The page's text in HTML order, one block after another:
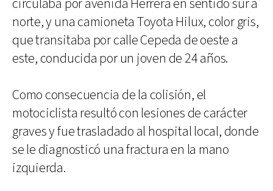
circulaba por avenida Herrera en sentido sur a
norte, y una camioneta Toyota Hilux, color gris,
que transitaba por calle Cepeda de oeste a
este, conducida por un joven de 24 años.
Como consecuencia de la colisión, el
motociclista resultó con lesiones de carácter
graves y fue trasladado al hospital local, donde
se le diagnosticó una fractura en la mano
izquierda.